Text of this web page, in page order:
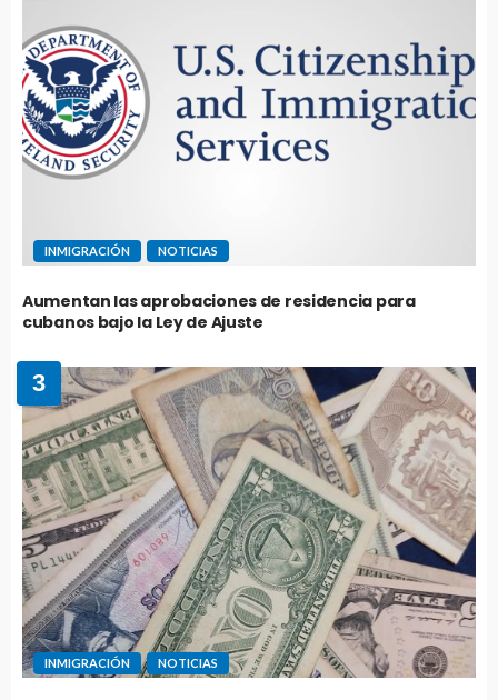
INMIGRACIÓN NOTICIAS
Aumentan las aprobaciones de residencia para
cubanos bajo la Ley de Ajuste
3
INMIGRACIÓN NOTICIAS